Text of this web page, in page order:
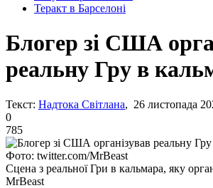
Теракт в Барселоні
Блогер зі США
реальну Гру в
Текст: Надтока Світлана, 26 листопада
0
785
Фото: twitter.com/MrBeast
Сцена з реальної Гри в кальмара, яку
MrBeast